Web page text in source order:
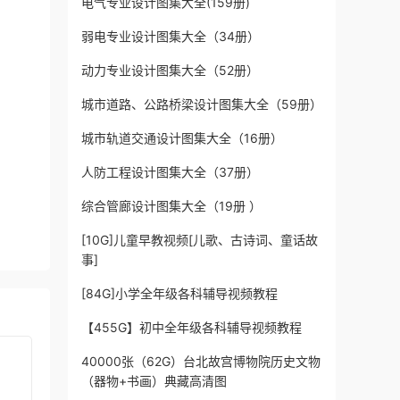
弱电专业设计图集大全（34册）
动力专业设计图集大全（52册）
城市道路、公路桥梁设计图集大全（59册）
城市轨道交通设计图集大全（16册）
人防工程设计图集大全（37册）
综合管廊设计图集大全（19册 ）
[10G]儿童早教视频[儿歌、古诗词、童话故
事]
[84G]小学全年级各科辅导视频教程
【455G】初中全年级各科辅导视频教程
40000张（62G）台北故宫博物院历史文物
（器物+书画）典藏高清图